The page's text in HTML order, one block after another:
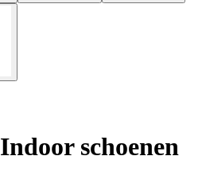
Indoor schoenen